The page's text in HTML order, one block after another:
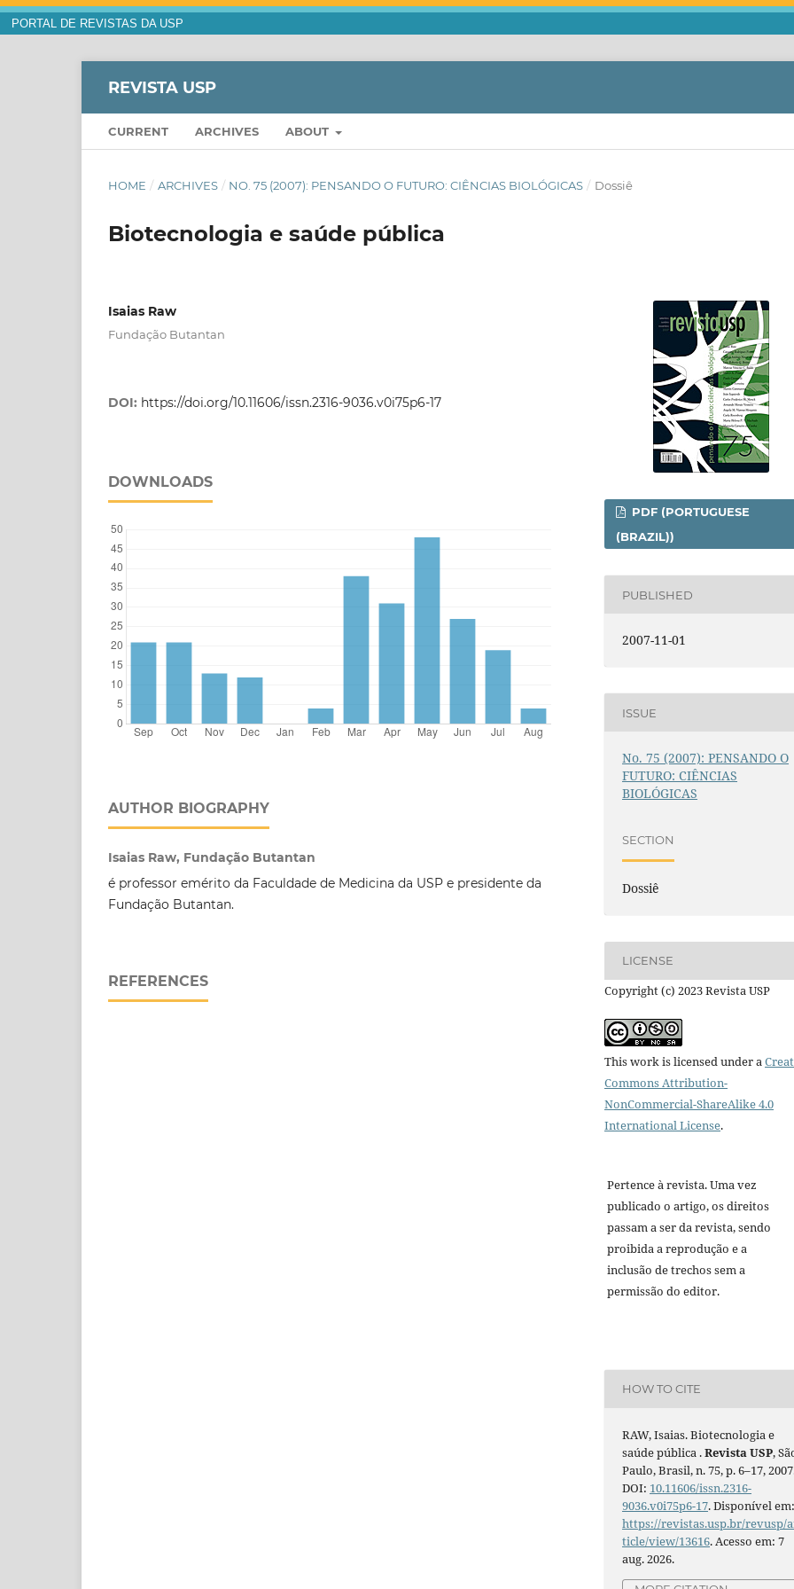
PORTAL DE REVISTAS DA USP
REVISTA USP
CURRENT ARCHIVES ABOUT
HOME / ARCHIVES / NO. 75 (2007): PENSANDO O FUTURO: CIÊNCIAS BIOLÓGICAS / Dossiê
Biotecnologia e saúde pública
Isaias Raw
Fundação Butantan
DOI: https://doi.org/10.11606/issn.2316-9036.v0i75p6-17
DOWNLOADS
AUTHOR BIOGRAPHY
Isaias Raw, Fundação Butantan
é professor emérito da Faculdade de Medicina da USP e presidente da
Fundação Butantan.
REFERENCES
PDF (PORTUGUESE
(BRAZIL))
PUBLISHED
2007-11-01
ISSUE
No. 75 (2007): PENSANDO O
FUTURO: CIÊNCIAS
BIOLÓGICAS
SECTION
Dossiê
LICENSE
Copyright (c) 2023 Revista USP
This work is licensed under a
Commons Attribution-
NonCommercial-ShareAlike 4.0
International License.
Pertence à revista. Uma vez
publicado o artigo, os direitos
passam a ser da revista, sendo
proibida a reprodução e a
inclusão de trechos sem a
permissão do editor.
HOW TO CITE
RAW, Isaias. Biotecnologia e
saúde pública .Revista USP,
Paulo, Brasil, n. 75, p. 6–17,
DOI: 10.11606/issn.2316-
9036.v0i75p6-17. Disponível
https://revistas.usp.br/revusp/
ticle/view/13616. Acesso em: 7
aug. 2026.